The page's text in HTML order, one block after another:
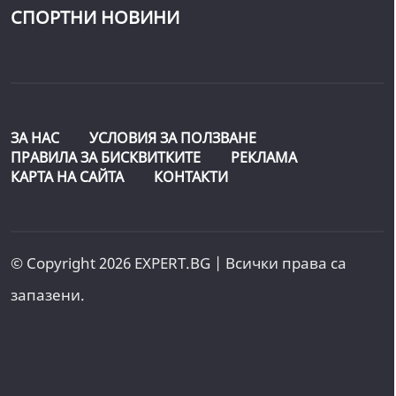
СПОРТНИ НОВИНИ
ЗА НАС
УСЛОВИЯ ЗА ПОЛЗВАНЕ
ПРАВИЛА ЗА БИСКВИТКИТЕ
РЕКЛАМА
КАРТА НА САЙТА
КОНТАКТИ
© Copyright 2026 EXPERT.BG | Всички права са
запазени.